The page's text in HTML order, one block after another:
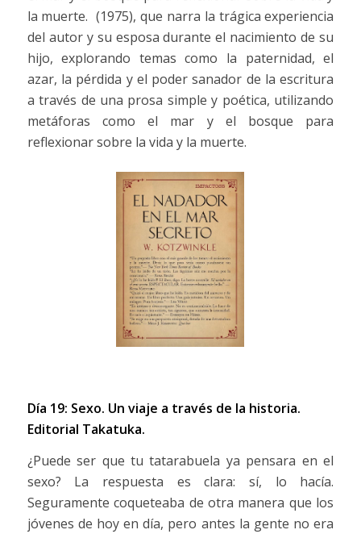
la muerte. (1975), que narra la trágica experiencia
del autor y su esposa durante el nacimiento de su
hijo, explorando temas como la paternidad, el
azar, la pérdida y el poder sanador de la escritura
a través de una prosa simple y poética, utilizando
metáforas como el mar y el bosque para
reflexionar sobre la vida y la muerte.
Día 19: Sexo. Un viaje a través de la historia.
Editorial Takatuka.
¿Puede ser que tu tatarabuela ya pensara en el
sexo? La respuesta es clara: sí, lo hacía.
Seguramente coqueteaba de otra manera que los
jóvenes de hoy en día, pero antes la gente no era